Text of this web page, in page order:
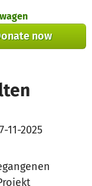
now
11-2025